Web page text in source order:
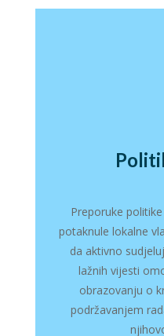
Preporuke
potaknule lokalne
da aktivno
lažnih vijesti
obrazovanju o
podržavanjem